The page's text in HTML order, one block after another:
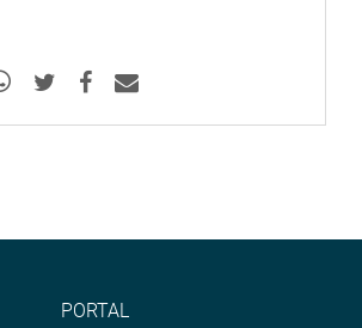
PORTAL